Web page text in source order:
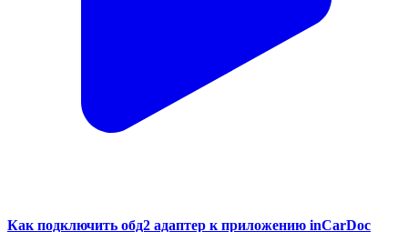
Как подключить обд2 адаптер к приложению inCarDoc